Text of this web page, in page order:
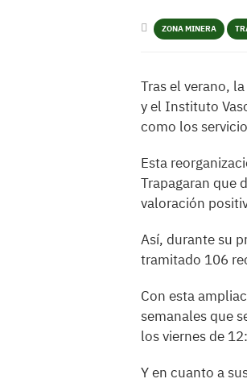
ZONA MINERA
Tras el verano,
y el Instituto
como los
Esta
Trapagaran que
valoración
Así, durante su
tramitado 106
Con esta
semanales que
los viernes de
Y en cuanto a